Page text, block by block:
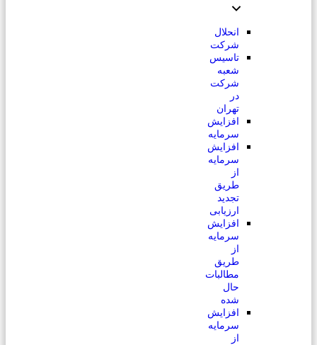
انحلال
شرکت
تاسیس
شعبه
شرکت
در
تهران
افزایش
سرمایه
افزایش
سرمایه
از
طریق
تجدید
ارزیابی
افزایش
سرمایه
از
طریق
مطالبات
حال
شده
افزایش
سرمایه
از